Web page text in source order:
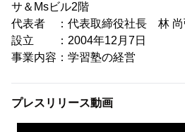
サ＆Msビル2階
代表者 ：代表取締役社長 林 尚
設立 ：2004年12月7日
事業内容：学習塾の経営
プレスリリース動画